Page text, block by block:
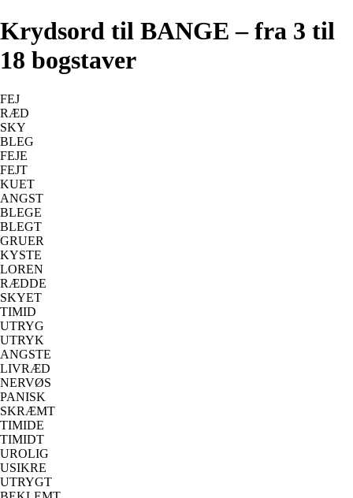
Krydsord til BANGE – fra 3 til
18 bogstaver
FEJ
RÆD
SKY
BLEG
FEJE
FEJT
KUET
ANGST
BLEGE
BLEGT
GRUER
KYSTE
LOREN
RÆDDE
SKYET
TIMID
UTRYG
UTRYK
ANGSTE
LIVRÆD
NERVØS
PANISK
SKRÆMT
TIMIDE
TIMIDT
UROLIG
USIKRE
UTRYGT